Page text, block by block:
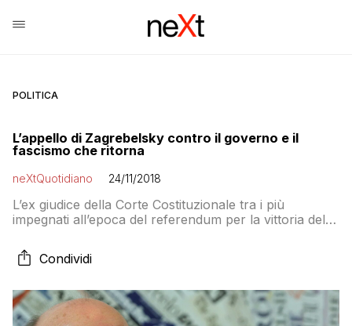
POLITICA
L’appello di Zagrebelsky contro il governo e il
fascismo che ritorna
neXtQuotidiano 24/11/2018
L’ex giudice della Corte Costituzionale tra i più
impegnati all’epoca del referendum per la vittoria del
antifascista per la difesa della Carta in evidente
polemica con il governo Lega-M5S
Condividi